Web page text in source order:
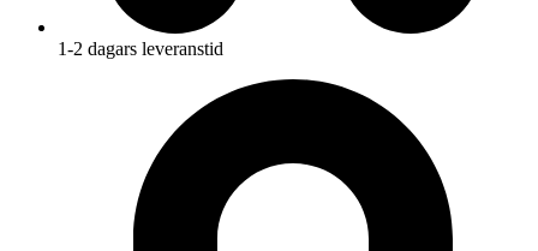
1-2 dagars leveranstid